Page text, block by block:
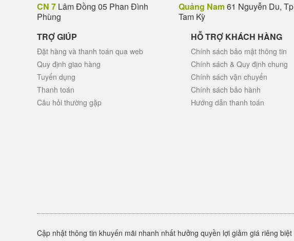
CN 7 Lâm Đồng 05 Phan Đình
Phùng
Quảng Nam61 Nguyễn Du, Tp
Tam Kỳ
TRỢ GIÚP
Đặt hàng và thanh toán qua web
Quy định giao hàng
Tuyển dụng
Thanh toán
Câu hỏi thường gặp
HỖ TRỢ KHÁCH HÀNG
Chính sách bảo mật thông tin
Chính sách & Quy định chung
Chính sách vận chuyển
Chính sách bảo hành
Hướng dẫn thanh toán
Cập nhật thông tin khuyến mãi nhanh nhất hưởng quyền lợi giảm giá riêng biệt